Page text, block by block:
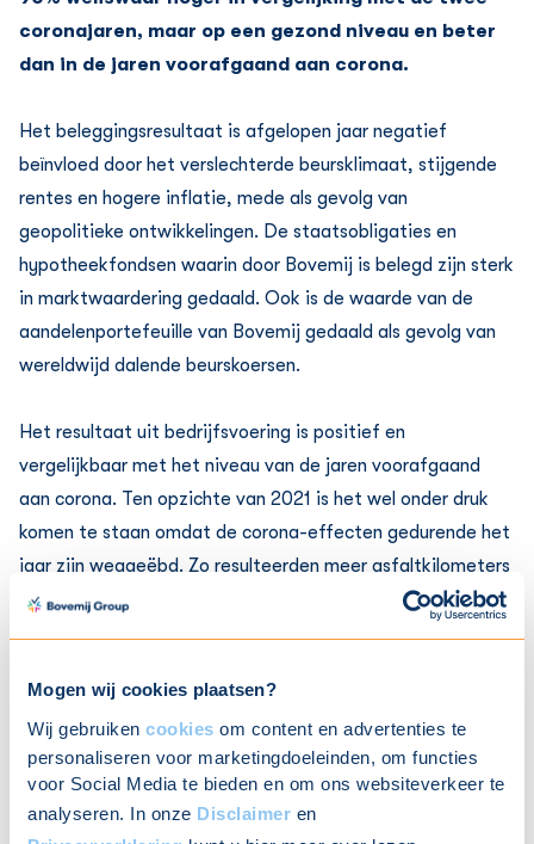
Mogen wij cookies plaatsen?
Wij gebruiken cookies om content en advertenties te
personaliseren voor marketingdoeleinden, om functies
voor Social Media te bieden en om ons websiteverkeer te
analyseren. In onze Disclaimer en
coronajaren, maar op een gezond niveau en beter
dan in de jaren voorafgaand aan corona.
Het beleggingsresultaat is afgelopen jaar negatief
beïnvloed door het verslechterde beursklimaat, stijgende
rentes en hogere inflatie, mede als gevolg van
geopolitieke ontwikkelingen. De staatsobligaties en
hypotheekfondsen waarin door Bovemij is belegd zijn sterk
in marktwaardering gedaald. Ook is de waarde van de
aandelenportefeuille van Bovemij gedaald als gevolg van
wereldwijd dalende beurskoersen.
Het resultaat uit bedrijfsvoering is positief en
vergelijkbaar met het niveau van de jaren voorafgaand
aan corona. Ten opzichte van 2021 is het wel onder druk
komen te staan omdat de corona-effecten gedurende het
jaar zijn weggeëbd. Zo resulteerden meer asfaltkilometers
in meer schades, waarvan de herstelkosten door de hoge
fietsdiefstallen in Nederland, met name van elektrische
fietsen. Dit leidde tot een grotere aanspraak op de
afgesloten verzekeringen. Bovemij heeft de combined